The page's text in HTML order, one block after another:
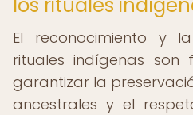
El reconocimiento y
rituales indígenas son
garantizar la
ancestrales y el